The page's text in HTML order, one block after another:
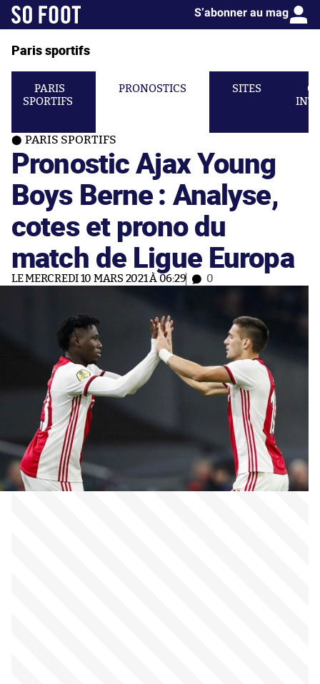
S’abonner au mag
Paris sportifs
PARIS
SPORTIFS
PRONOSTICS SITES
PARIS SPORTIFS
Pronostic Ajax Young
Boys Berne : Analyse,
cotes et prono du
match de Ligue Europa
LE MERCREDI 10 MARS 2021 À 06:29 0